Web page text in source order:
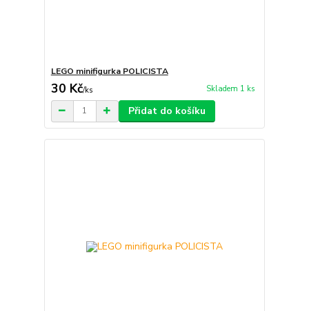
LEGO minifigurka POLICISTA
30 Kč/ks Skladem 1 ks
Přidat do košíku